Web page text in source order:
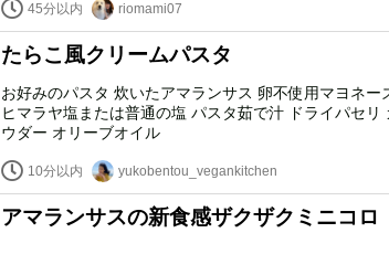
45分以内 riomami07
たらこ風クリームパスタ
お好みのパスタ 炊いたアマランサス 卵不使用マヨネーズマヨネーズ
ヒマラヤ塩または普通の塩 パスタ茹で汁 ドライパセリ ガーリックパ
ウダー オリーブオイル
10分以内 yukobentou_vegankitchen
アマランサスの新食感ザクザクミニコロ